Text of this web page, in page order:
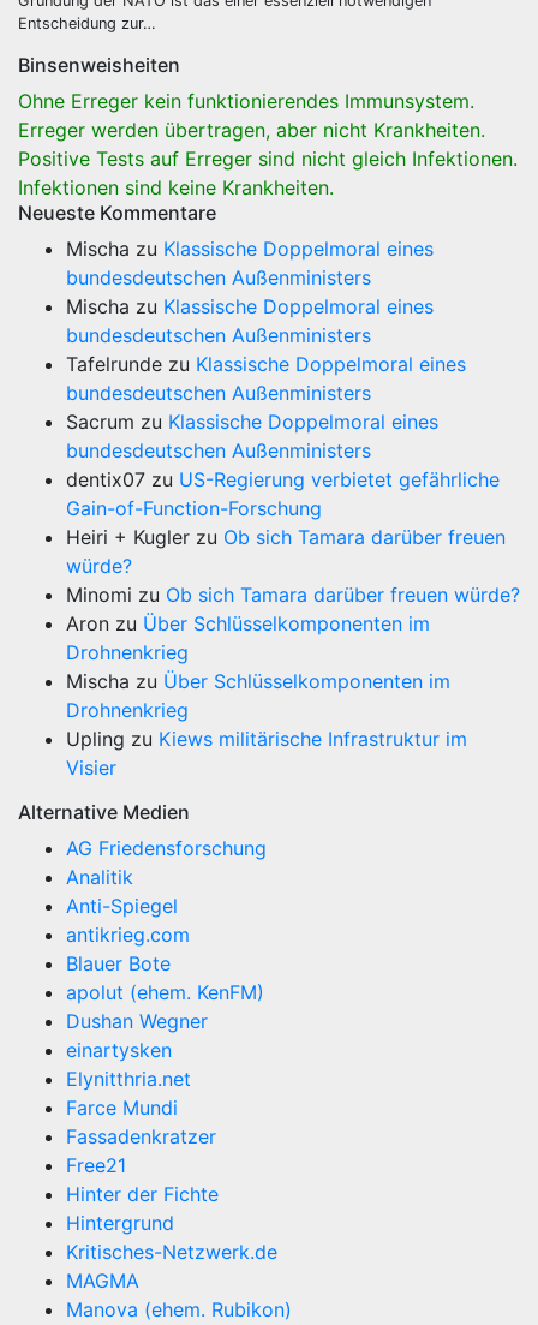
Entscheidung zur…
Binsenweisheiten
Ohne Erreger kein funktionierendes Immunsystem.
Erreger werden übertragen, aber nicht Krankheiten.
Positive Tests auf Erreger sind nicht gleich Infektionen.
Infektionen sind keine Krankheiten.
Neueste Kommentare
Mischa zu Klassische Doppelmoral eines
bundesdeutschen Außenministers
Mischa zu Klassische Doppelmoral eines
bundesdeutschen Außenministers
Tafelrunde zu Klassische Doppelmoral eines
bundesdeutschen Außenministers
Sacrum zu Klassische Doppelmoral eines
bundesdeutschen Außenministers
dentix07 zu US-Regierung verbietet gefährliche
Gain-of-Function-Forschung
Heiri + Kugler zu Ob sich Tamara darüber freuen
würde?
Minomi zu Ob sich Tamara darüber freuen würde?
Aron zu Über Schlüsselkomponenten im
Drohnenkrieg
Mischa zu Über Schlüsselkomponenten im
Drohnenkrieg
Upling zu Kiews militärische Infrastruktur im
Visier
Alternative Medien
AG Friedensforschung
Analitik
Anti-Spiegel
antikrieg.com
Blauer Bote
apolut (ehem. KenFM)
Dushan Wegner
einartysken
Elynitthria.net
Farce Mundi
Fassadenkratzer
Free21
Hinter der Fichte
Hintergrund
Kritisches-Netzwerk.de
MAGMA
Manova (ehem. Rubikon)